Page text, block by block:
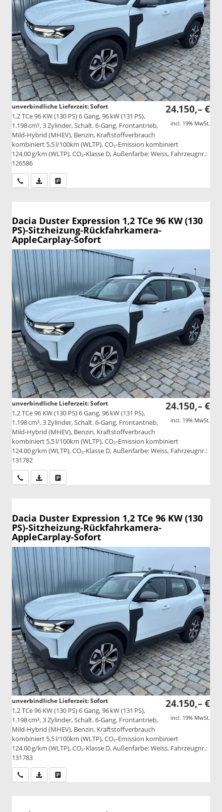
24.150,– €
incl. 19% MwSt.
unverbindliche Lieferzeit: Sofort
1,2 TCe 96 KW (130 PS) 6 Gang, 96 kW (131 PS),
1.198 cm³, 3 Zylinder, Schalt. 6-Gang, Frontantrieb,
Mild-Hybrid (MHEV), Benzin, Kraftstoffverbrauch
kombiniert 5,5 l/100km (WLTP), CO₂-Emission kombiniert
124.00 g/km (WLTP), CO₂-Klasse D, Außenfarbe: Weiss, Fahrzeugnr.:
126586
Wir rufen Sie anPDF-Datei, Fahrzeugexposé drucken
Dacia Duster Expression 1,2 TCe 96 KW (130
PS)-Sitzheizung-Rückfahrkamera-
AppleCarplay-Sofort
24.150,– €
incl. 19% MwSt.
unverbindliche Lieferzeit: Sofort
1,2 TCe 96 KW (130 PS) 6 Gang, 96 kW (131 PS),
1.198 cm³, 3 Zylinder, Schalt. 6-Gang, Frontantrieb,
Mild-Hybrid (MHEV), Benzin, Kraftstoffverbrauch
kombiniert 5,5 l/100km (WLTP), CO₂-Emission kombiniert
124.00 g/km (WLTP), CO₂-Klasse D, Außenfarbe: Weiss, Fahrzeugnr.:
131782
Wir rufen Sie anPDF-Datei, Fahrzeugexposé drucken
Dacia Duster Expression 1,2 TCe 96 KW (130
PS)-Sitzheizung-Rückfahrkamera-
AppleCarplay-Sofort
24.150,– €
incl. 19% MwSt.
unverbindliche Lieferzeit: Sofort
1,2 TCe 96 KW (130 PS) 6 Gang, 96 kW (131 PS),
1.198 cm³, 3 Zylinder, Schalt. 6-Gang, Frontantrieb,
Mild-Hybrid (MHEV), Benzin, Kraftstoffverbrauch
kombiniert 5,5 l/100km (WLTP), CO₂-Emission kombiniert
124.00 g/km (WLTP), CO₂-Klasse D, Außenfarbe: Weiss, Fahrzeugnr.:
131783
Wir rufen Sie anPDF-Datei, Fahrzeugexposé drucken